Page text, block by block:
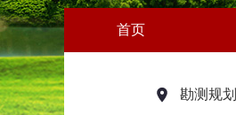
首页
勘测规划